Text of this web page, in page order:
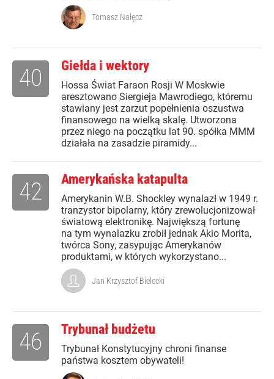
Tomasz Nałęcz
Giełda i wektory
Hossa Świat Faraon Rosji W Moskwie
aresztowano Siergieja Mawrodiego, któremu
stawiany jest zarzut popełnienia oszustwa
finansowego na wielką skalę. Utworzona
przez niego na początku lat 90. spółka MMM
działała na zasadzie piramidy...
40
Amerykańska katapulta
Amerykanin W.B. Shockley wynalazł w 1949 r.
tranzystor bipolarny, który zrewolucjonizował
światową elektronikę. Największą fortunę
na tym wynalazku zrobił jednak Akio Morita,
twórca Sony, zasypując Amerykanów
produktami, w których wykorzystano...
42
Jan Krzysztof Bielecki
Trybunał budżetu
Trybunał Konstytucyjny chroni finanse
państwa kosztem obywateli!
46